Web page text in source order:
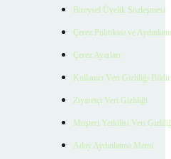
Bireysel Üyelik Sözleşmesi
Çerez Politikası ve
Çerez Ayarları
Kullanıcı Veri Gizliliği
Ziyaretçi Veri Gizliliği
Müşteri Yetkilisi Veri
Aday Aydınlatma Metni